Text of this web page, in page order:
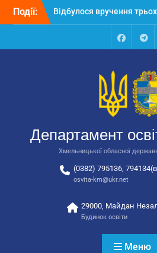
Перейти
Події:
Відбулося засідання
колегії Департаменту
освіти та науки обласної
державної адміністрації
відповідальних за
національно-патріотичне
автобусів для потреб
закладів освіти
Facebook
Департамент
Хмельницької обласної
(0382) 795136,
osvita-km@ukr.net
29000, Майдан
Будинок освіти
Меню